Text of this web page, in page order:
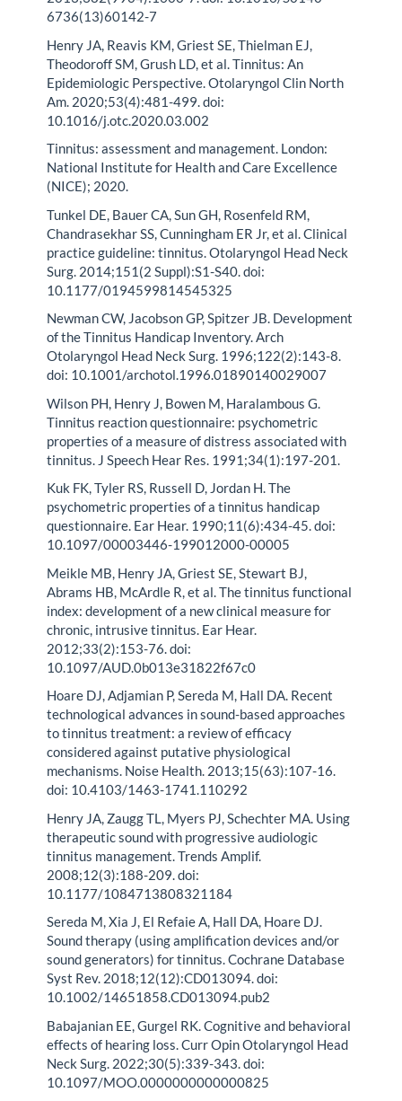
6736(13)60142-7
Henry JA, Reavis KM, Griest SE, Thielman EJ,
Theodoroff SM, Grush LD, et al. Tinnitus: An
Epidemiologic Perspective. Otolaryngol Clin North
Am. 2020;53(4):481-499. doi:
10.1016/j.otc.2020.03.002
Tinnitus: assessment and management. London:
National Institute for Health and Care Excellence
(NICE); 2020.
Tunkel DE, Bauer CA, Sun GH, Rosenfeld RM,
Chandrasekhar SS, Cunningham ER Jr, et al. Clinical
practice guideline: tinnitus. Otolaryngol Head Neck
Surg. 2014;151(2 Suppl):S1-S40. doi:
10.1177/0194599814545325
Newman CW, Jacobson GP, Spitzer JB. Development
of the Tinnitus Handicap Inventory. Arch
Otolaryngol Head Neck Surg. 1996;122(2):143-8.
doi: 10.1001/archotol.1996.01890140029007
Wilson PH, Henry J, Bowen M, Haralambous G.
Tinnitus reaction questionnaire: psychometric
properties of a measure of distress associated with
tinnitus. J Speech Hear Res. 1991;34(1):197-201.
Kuk FK, Tyler RS, Russell D, Jordan H. The
psychometric properties of a tinnitus handicap
questionnaire. Ear Hear. 1990;11(6):434-45. doi:
10.1097/00003446-199012000-00005
Meikle MB, Henry JA, Griest SE, Stewart BJ,
Abrams HB, McArdle R, et al. The tinnitus functional
index: development of a new clinical measure for
chronic, intrusive tinnitus. Ear Hear.
2012;33(2):153-76. doi:
10.1097/AUD.0b013e31822f67c0
Hoare DJ, Adjamian P, Sereda M, Hall DA. Recent
technological advances in sound-based approaches
to tinnitus treatment: a review of efficacy
considered against putative physiological
mechanisms. Noise Health. 2013;15(63):107-16.
doi: 10.4103/1463-1741.110292
Henry JA, Zaugg TL, Myers PJ, Schechter MA. Using
therapeutic sound with progressive audiologic
tinnitus management. Trends Amplif.
2008;12(3):188-209. doi:
10.1177/1084713808321184
Sereda M, Xia J, El Refaie A, Hall DA, Hoare DJ.
Sound therapy (using amplification devices and/or
sound generators) for tinnitus. Cochrane Database
Syst Rev. 2018;12(12):CD013094. doi:
10.1002/14651858.CD013094.pub2
Babajanian EE, Gurgel RK. Cognitive and behavioral
effects of hearing loss. Curr Opin Otolaryngol Head
Neck Surg. 2022;30(5):339-343. doi:
10.1097/MOO.0000000000000825